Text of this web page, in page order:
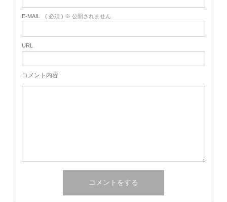
E-MAIL ( 必須 ) ※ 公開されません
URL
コメント内容